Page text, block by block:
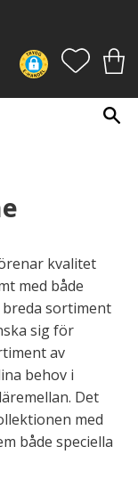
kvalitet
med både
sortiment
sig för
av
behov i
Det
med
både speciella